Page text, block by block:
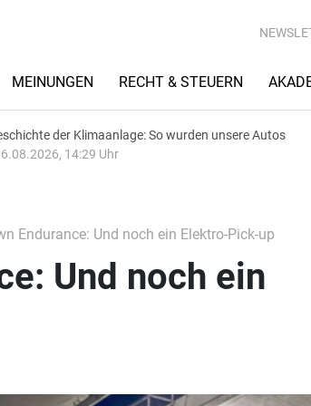
MEINUNGEN RECHT & STEUERN
der Klimaanlage: So wurden unsere Autos
14:29 Uhr
Endurance: Und noch ein Elektro-Pick-up
Und noch ein